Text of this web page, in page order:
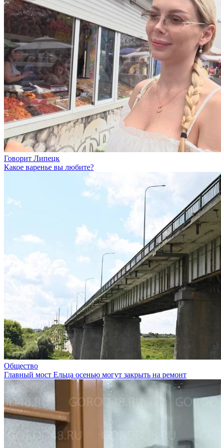
Говорит Липецк
Какое варенье вы любите?
Общество
Главный мост Ельца осенью могут закрыть на ремонт